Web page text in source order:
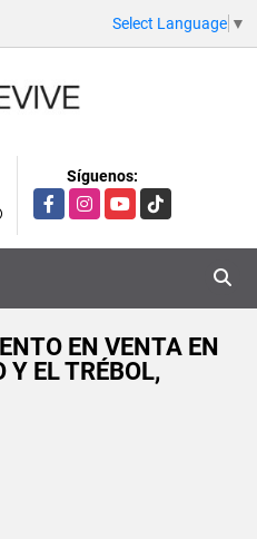
Select Language ▼
Síguenos:
FacebookInstagramYouTubeTikTok
EN VENTA EN
Y EL TRÉBOL,